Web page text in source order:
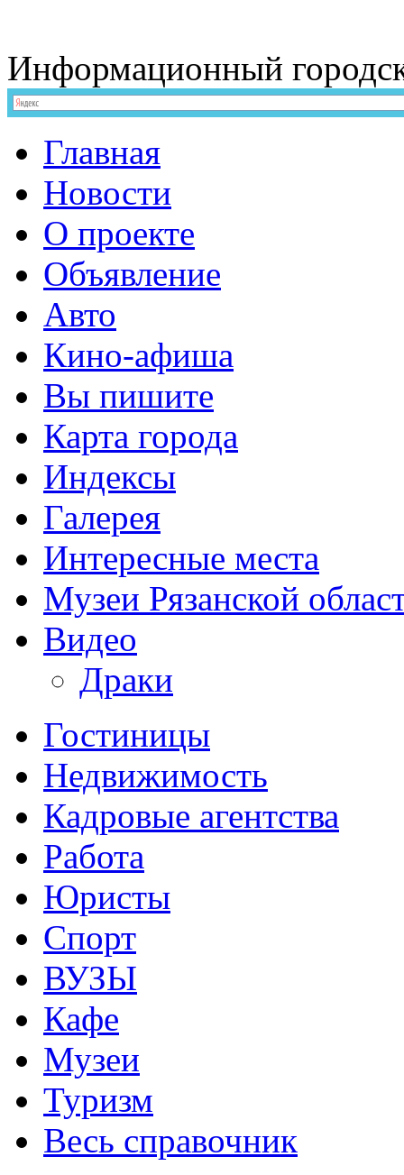
Информационный
Главная
Новости
О проекте
Объявление
Авто
Кино-афиша
Вы пишите
Карта города
Индексы
Галерея
Интересные места
Музеи Рязанской
Видео
Драки
Гостиницы
Недвижимость
Кадровые агентства
Работа
Юристы
Спорт
ВУЗЫ
Кафе
Музеи
Туризм
Весь справочник